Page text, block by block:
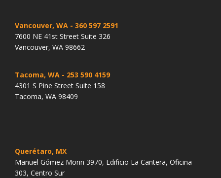
Vancouver, WA - 360 597 2591
7600 NE 41st Street Suite 326
Vancouver, WA 98662
Tacoma, WA - 253 590 4159
4301 S Pine Street Suite 158
Tacoma, WA 98409
Querétaro, MX
Manuel Gómez Morin 3970, Edificio La Cantera, Oficina
303, Centro Sur